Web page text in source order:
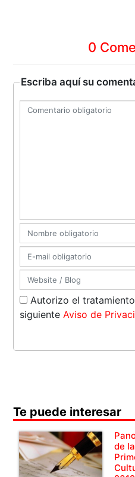
0
Escriba aquí su
Autorizo el
siguiente Aviso de
Te puede interesar
de